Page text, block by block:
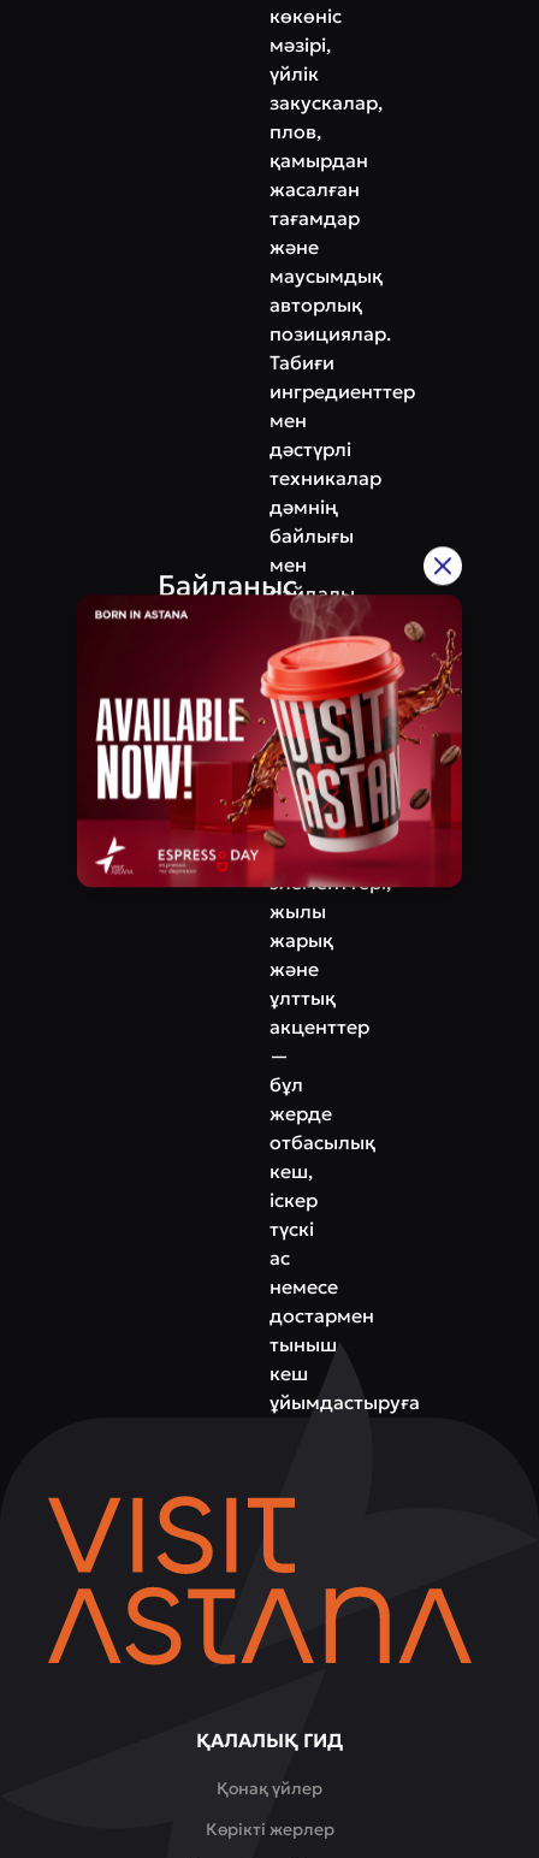
көкөніс
мәзірі,
үйлік
закускалар,
плов,
қамырдан
жасалған
тағамдар
және
маусымдық
авторлық
позициялар.
Табиғи
ингредиенттер
мен
дәстүрлі
техникалар
дәмнің
байлығы
мен
пайдалы
қасиеттерін
сақтауға
көмектеседі.
Интерьер
этно-
заманауи
стильде:
ағаш
элементтері,
жылы
жарық
және
ұлттық
акценттер
—
бұл
жерде
отбасылық
кеш,
іскер
түскі
ас
немесе
достармен
тыныш
кеш
ұйымдастыруға
мен
заманауылық
арасындағы
үйлесім.
Байланыс
Мекенжай
Достық көшесі, 4
Телефон
+7‒778‒942‒36‒37
ҚАЛАЛЫҚ ГИД
Қонақ үйлер
Көрікті жерлер